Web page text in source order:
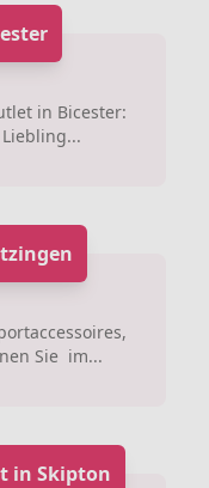
in Bicester:
Sie im...
in Skipton